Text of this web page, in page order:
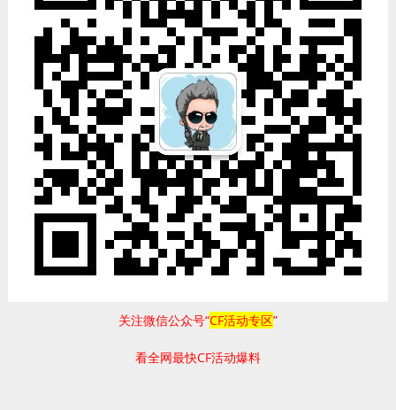
关注微信公众号“CF活动专区”
看全网最快CF活动爆料